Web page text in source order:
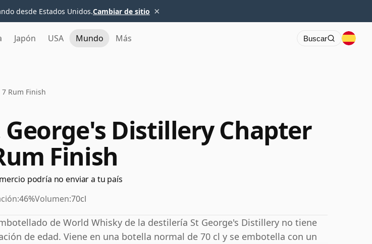
desde Estados Unidos.Cambiar de sitio ×
Japón USA Mundo Más Buscar
Rum Finish
George's Distillery Chapter
Finish
podría no enviar a tu país
46%Volumen:70cl
de World Whisky de la destilería St George's Distillery no tiene
de edad. Viene en una botella normal de 70 cl y se embotella con un